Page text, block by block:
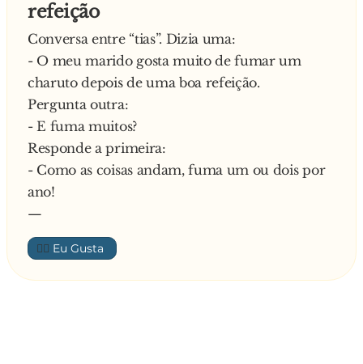
refeição
Conversa entre “tias”. Dizia uma:
- O meu marido gosta muito de fumar um
charuto depois de uma boa refeição.
Pergunta outra:
- E fuma muitos?
Responde a primeira:
- Como as coisas andam, fuma um ou dois por
ano!
—
👍🏼